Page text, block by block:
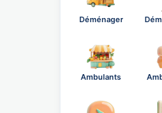
Déménager
Ambulants